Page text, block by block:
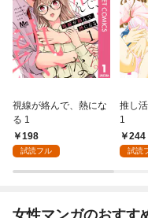
視線が絡んで、熱にな
る 1
198
試読フル
推し
1
244
試読